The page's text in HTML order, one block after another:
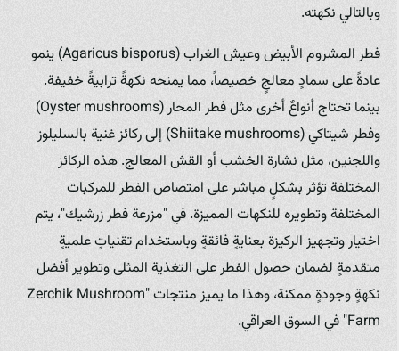
وبالتالي نكهته.
فطر المشروم الأبيض وعيش الغراب (Agaricus bisporus) ينمو
عادةً على سمادٍ معالجٍ خصيصاً، مما يمنحه نكهةً ترابيةً خفيفة.
بينما تحتاج أنواعٌ أخرى مثل فطر المحار (Oyster mushrooms)
وفطر شيتاكي (Shiitake mushrooms) إلى ركائز غنية بالسليلوز
واللجنين، مثل نشارة الخشب أو القش المعالج. هذه الركائز
المختلفة تؤثر بشكلٍ مباشر على امتصاص الفطر للمركبات
المختلفة وتطويره للنكهات المميزة. في "مزرعة فطر زرشيك"، يتم
اختيار وتجهيز الركيزة بعنايةٍ فائقةٍ وباستخدام تقنياتٍ علميةٍ
متقدمةٍ لضمان حصول الفطر على التغذية المثلى وتطوير أفضل
نكهةٍ وجودةٍ ممكنة، وهذا ما يميز منتجات "Zerchik Mushroom
Farm" في السوق العراقي.